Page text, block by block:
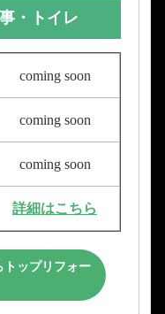
・トイレ
coming soon
coming soon
coming soon
詳細はこちら
トップリフォー